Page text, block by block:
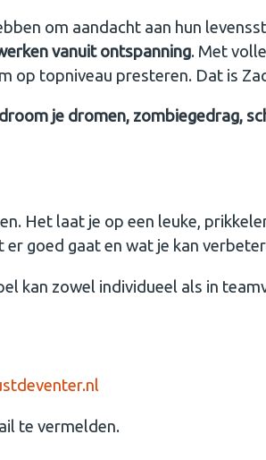
om aandacht aan hun
vanuit ontspanning. Met
op topniveau presteren. Dat is
je dromen, zombiegedrag,
Het laat je op een leuke,
goed gaat en wat je kan
kan zowel individueel als in
te vermelden.